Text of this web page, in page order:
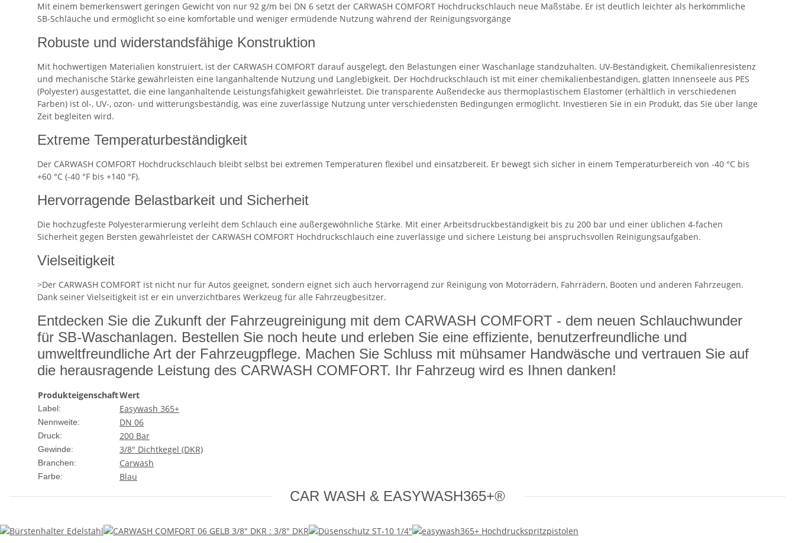
Mit einem bemerkenswert geringen Gewicht von nur 92 g/m bei DN 6 setzt der CARWASH COMFORT Hochdruckschlauch neue Maßstäbe. Er ist deutlich leichter als herkömmliche
SB-Schläuche und ermöglicht so eine komfortable und weniger ermüdende Nutzung während der Reinigungsvorgänge
Robuste und widerstandsfähige Konstruktion
Mit hochwertigen Materialien konstruiert, ist der CARWASH COMFORT darauf ausgelegt, den Belastungen einer Waschanlage standzuhalten. UV-Beständigkeit, Chemikalienresistenz
und mechanische Stärke gewährleisten eine langanhaltende Nutzung und Langlebigkeit. Der Hochdruckschlauch ist mit einer chemikalienbeständigen, glatten Innenseele aus PES
(Polyester) ausgestattet, die eine langanhaltende Leistungsfähigkeit gewährleistet. Die transparente Außendecke aus thermoplastischem Elastomer (erhältlich in verschiedenen
Farben) ist öl-, UV-, ozon- und witterungsbeständig, was eine zuverlässige Nutzung unter verschiedensten Bedingungen ermöglicht. Investieren Sie in ein Produkt, das Sie über lange
Zeit begleiten wird.
Extreme Temperaturbeständigkeit
Der CARWASH COMFORT Hochdruckschlauch bleibt selbst bei extremen Temperaturen flexibel und einsatzbereit. Er bewegt sich sicher in einem Temperaturbereich von -40 °C bis
+60 °C (-40 °F bis +140 °F).
Hervorragende Belastbarkeit und Sicherheit
Die hochzugfeste Polyesterarmierung verleiht dem Schlauch eine außergewöhnliche Stärke. Mit einer Arbeitsdruckbeständigkeit bis zu 200 bar und einer üblichen 4-fachen
Sicherheit gegen Bersten gewährleistet der CARWASH COMFORT Hochdruckschlauch eine zuverlässige und sichere Leistung bei anspruchsvollen Reinigungsaufgaben.
Vielseitigkeit
>Der CARWASH COMFORT ist nicht nur für Autos geeignet, sondern eignet sich auch hervorragend zur Reinigung von Motorrädern, Fahrrädern, Booten und anderen Fahrzeugen.
Dank seiner Vielseitigkeit ist er ein unverzichtbares Werkzeug für alle Fahrzeugbesitzer.
Entdecken Sie die Zukunft der Fahrzeugreinigung mit dem CARWASH COMFORT - dem neuen Schlauchwunder
für SB-Waschanlagen. Bestellen Sie noch heute und erleben Sie eine effiziente, benutzerfreundliche und
umweltfreundliche Art der Fahrzeugpflege. Machen Sie Schluss mit mühsamer Handwäsche und vertrauen Sie auf
die herausragende Leistung des CARWASH COMFORT. Ihr Fahrzeug wird es Ihnen danken!
ProdukteigenschaftWert
Label: Easywash 365+
Nennweite: DN 06
Druck: 200 Bar
Gewinde: 3/8" Dichtkegel (DKR)
Branchen: Carwash
Farbe: Blau
CAR WASH & EASYWASH365+®